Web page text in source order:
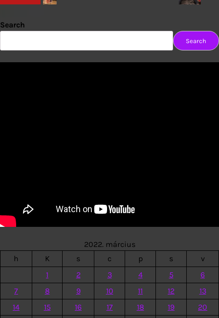
Search
Search
2022. március
h
K s c p s
v
1
2 3 4 5
6
7
8 9 10 11 12
13
14
15 16 17 18 19
20